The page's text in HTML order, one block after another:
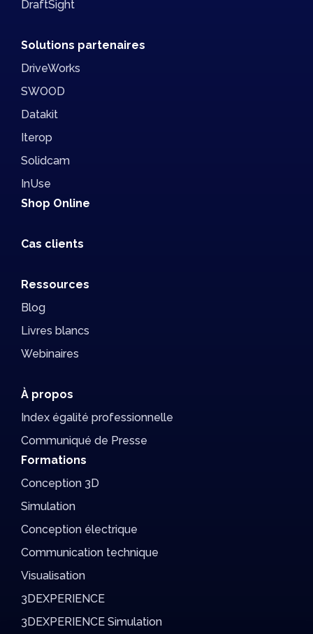
DraftSight
Solutions partenaires
DriveWorks
SWOOD
Datakit
Iterop
Solidcam
InUse
Shop Online
Cas clients
Ressources
Blog
Livres blancs
Webinaires
À propos
Index égalité professionnelle
Communiqué de Presse
Formations
Conception 3D
Simulation
Conception électrique
Communication technique
Visualisation
3DEXPERIENCE
3DEXPERIENCE Simulation